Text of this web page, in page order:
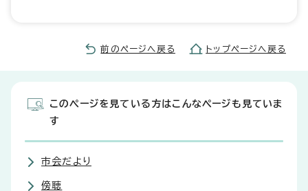
前のページへ戻る トップページへ戻る
このページを見ている方はこんなページも見ていま
す
市会だより
傍聴